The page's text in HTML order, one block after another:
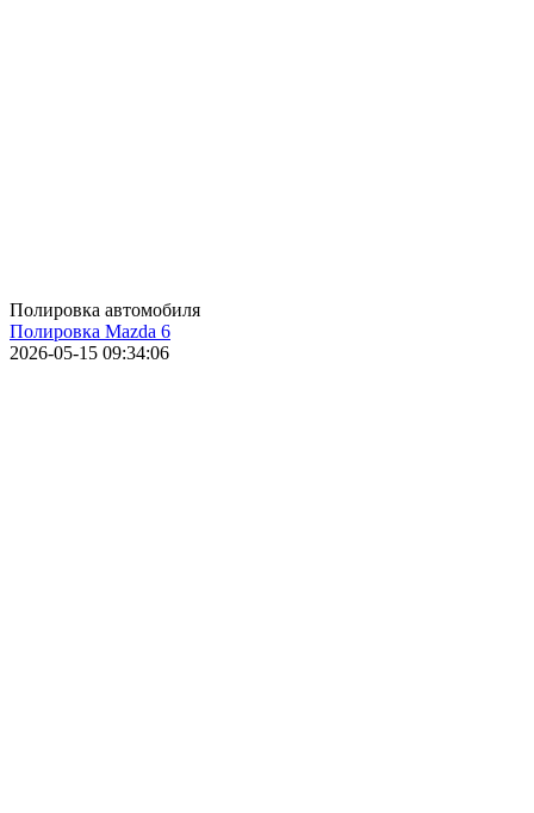
Полировка автомобиля
Полировка Mazda 6
2026-05-15 09:34:06